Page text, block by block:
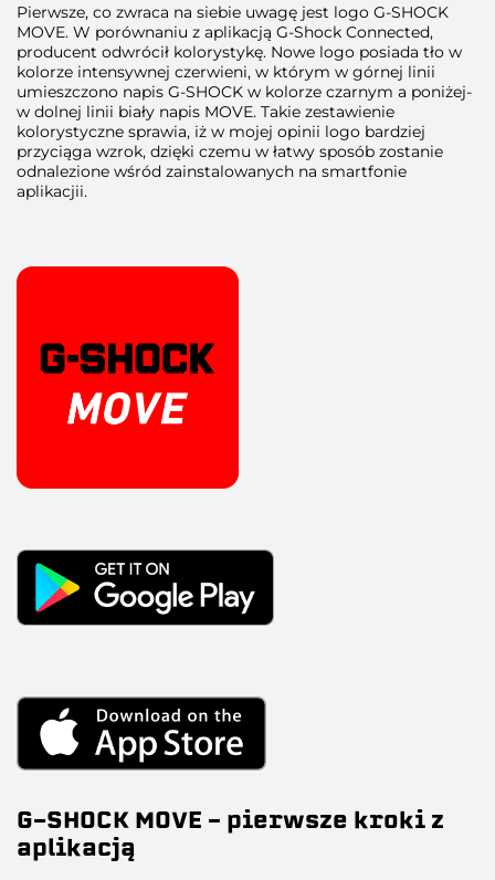
Pierwsze, co zwraca na siebie uwagę jest logo G-SHOCK
MOVE. W porównaniu z aplikacją G-Shock Connected,
producent odwrócił kolorystykę. Nowe logo posiada tło w
kolorze intensywnej czerwieni, w którym w górnej linii
umieszczono napis G-SHOCK w kolorze czarnym a poniżej-
w dolnej linii biały napis MOVE. Takie zestawienie
kolorystyczne sprawia, iż w mojej opinii logo bardziej
przyciąga wzrok, dzięki czemu w łatwy sposób zostanie
odnalezione wśród zainstalowanych na smartfonie
aplikacjii.
G-SHOCK MOVE – pierwsze kroki z
aplikacją